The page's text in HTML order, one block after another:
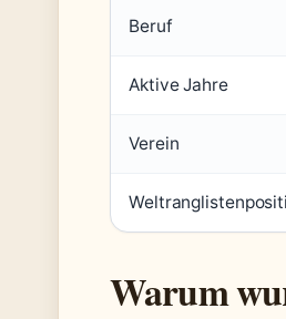
Beruf
Aktive Jahre
Verein
Warum